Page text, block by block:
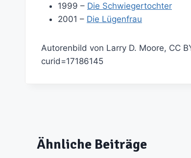
1999 – Die Schwiegertochter
2001 – Die Lügenfrau
Autorenbild von Larry D. Moore, CC
curid=17186145
Ähnliche Beiträge